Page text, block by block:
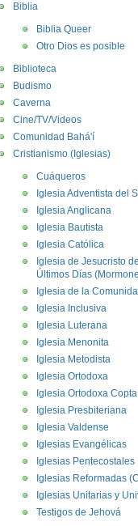
Biblia
Biblia Queer
Otro Dios es posible
Biblioteca
Budismo
Caverna
Cine/TV/Videos
Comunidad Bahá'í
Cristianismo (Iglesias)
Cuáqueros
Iglesia Adventista del
Iglesia Anglicana
Iglesia Bautista
Iglesia Católica
Iglesia de Jesucristo
Últimos Días
Iglesia de la
Iglesia Inclusiva
Iglesia Luterana
Iglesia Menonita
Iglesia Metodista
Iglesia Ortodoxa
Iglesia Ortodoxa Copta
Iglesia Presbiteriana
Iglesia Valdense
Iglesias Evangélicas
Iglesias Pentecostales
Iglesias Reformadas
Iglesias Unitarias y
Testigos de Jehová